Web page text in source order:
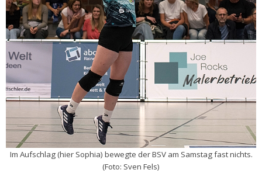
Im Aufschlag (hier Sophia) bewegte der BSV am Samstag fast nichts.
(Foto: Sven Fels)